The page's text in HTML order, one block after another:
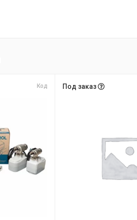
Код Под заказ